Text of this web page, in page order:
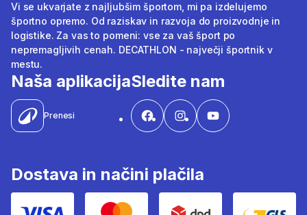
Vi se ukvarjate z najljubšim športom, mi pa izdelujemo
športno opremo. Od raziskav in razvoja do proizvodnje in
logistike. Za vas to pomeni: vse za vaš šport po
nepremagljivih cenah. DECATHLON - največji športnik v
mestu.
Naša aplikacija
Prenesi
Sledite nam
Dostava in načini plačila